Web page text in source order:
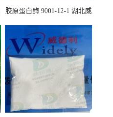
胶原蛋白酶 9001-12-1 湖北威